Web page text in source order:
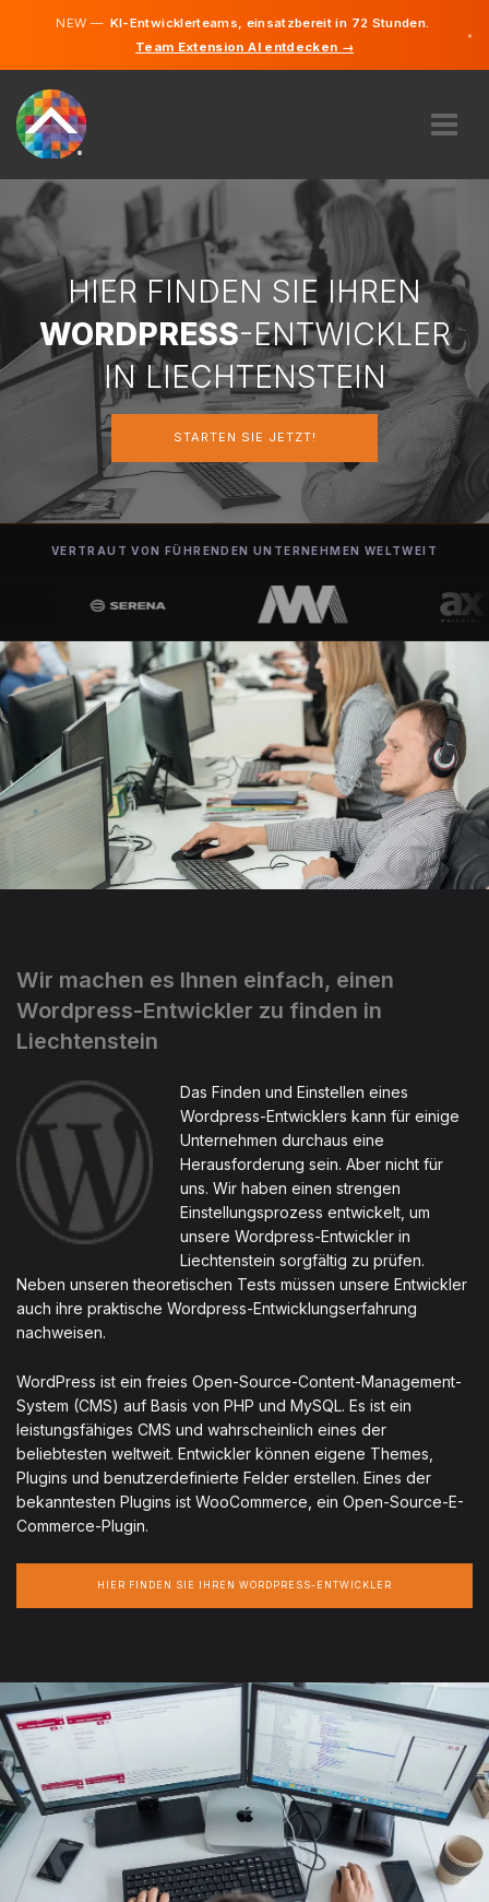
NEW —KI-Entwicklerteams, einsatzbereit in 72 Stunden.
Team Extension AI entdecken →
×
ÜBER UNS
EXPERTISE
WIE FUNKTIONIERT ES?
KARRIERE
FINDEN
LIECHTENSTEIN
STARTEN SIE JETZT
HIER FINDEN SIE IHREN
WORDPRESS-ENTWICKLER
IN LIECHTENSTEIN
STARTEN SIE JETZT!
VERTRAUT VON FÜHRENDEN UNTERNEHMEN WELTWEIT
Wir machen es Ihnen einfach, einen
Wordpress-Entwickler zu finden in
Liechtenstein
Das Finden und Einstellen eines
Wordpress-Entwicklers kann für einige
Unternehmen durchaus eine
Herausforderung sein. Aber nicht für
uns. Wir haben einen strengen
Einstellungsprozess entwickelt, um
unsere Wordpress-Entwickler in
Liechtenstein sorgfältig zu prüfen.
Neben unseren theoretischen Tests müssen unsere Entwickler
auch ihre praktische Wordpress-Entwicklungserfahrung
nachweisen.
WordPress ist ein freies Open-Source-Content-Management-
System (CMS) auf Basis von PHP und MySQL. Es ist ein
leistungsfähiges CMS und wahrscheinlich eines der
beliebtesten weltweit. Entwickler können eigene Themes,
Plugins und benutzerdefinierte Felder erstellen. Eines der
bekanntesten Plugins ist WooCommerce, ein Open-Source-E-
Commerce-Plugin.
HIER FINDEN SIE IHREN WORDPRESS-ENTWICKLER